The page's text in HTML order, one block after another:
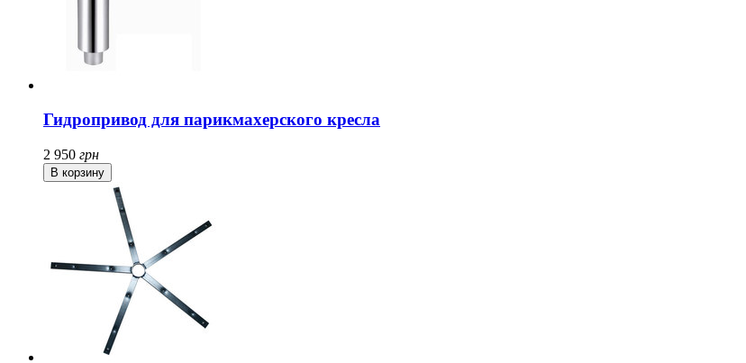
Гидропривод для парикмахерского кресла
2 950 грн